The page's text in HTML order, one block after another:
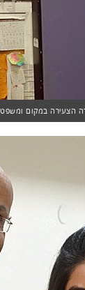
הצעירה במקום